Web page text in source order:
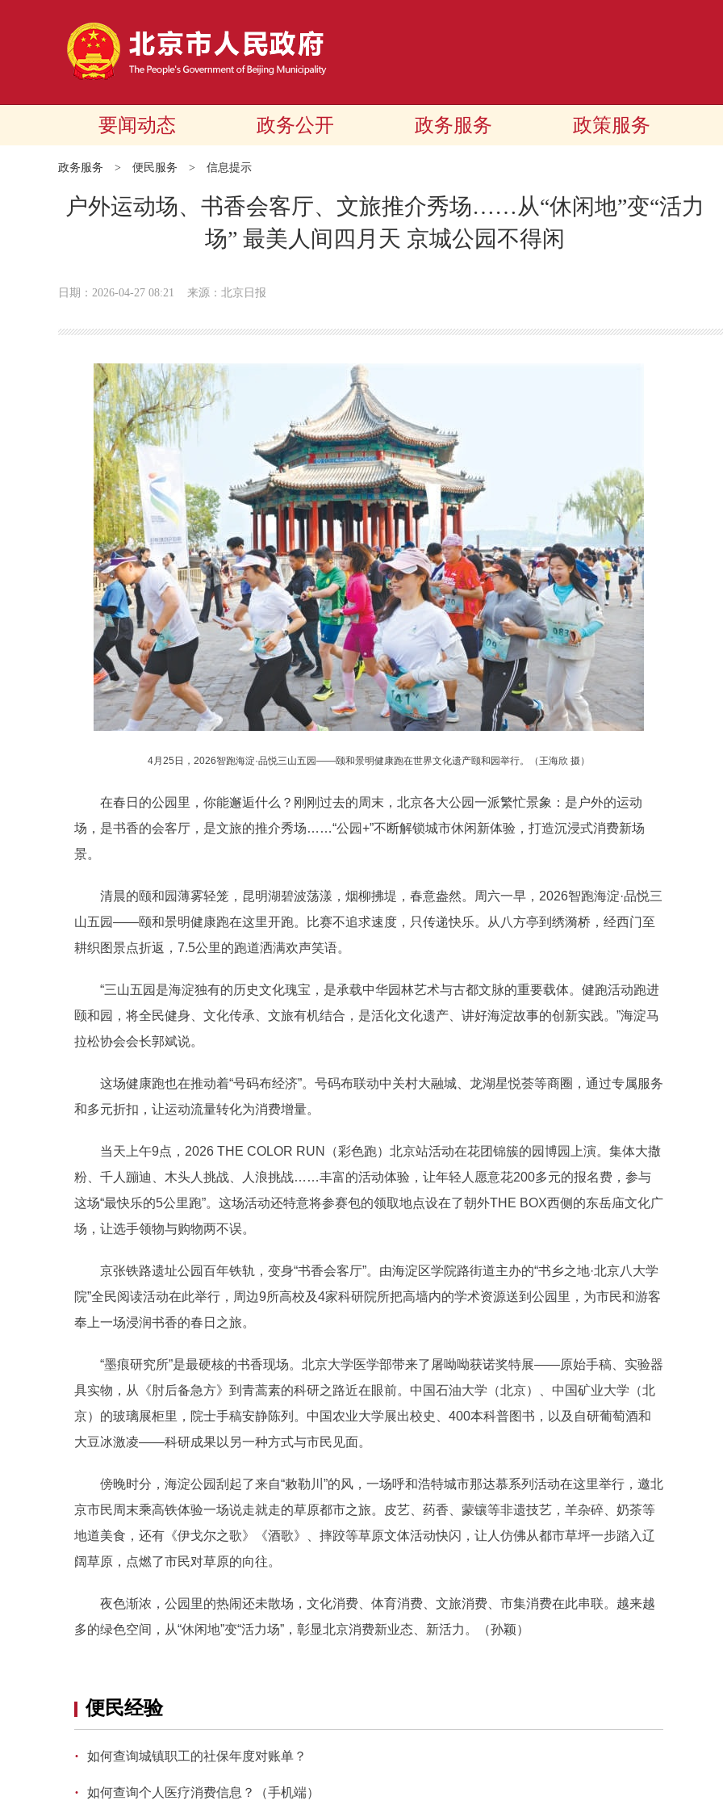
要闻动态 政务公开 政务服务 政策服务
政务服务 > 便民服务 > 信息提示
户外运动场、书香会客厅、文旅推介秀场……从“休闲地”变“活力
场” 最美人间四月天 京城公园不得闲
日期：2026-04-27 08:21 来源：北京日报
4月25日，2026智跑海淀·品悦三山五园——颐和景明健康跑在世界文化遗产颐和园举行。（ 王海欣 摄）
在春日的公园里，你能邂逅什么？刚刚过去的周末，北京各大公园一派繁忙景象：是户外的运动
场，是书香的会客厅，是文旅的推介秀场……“公园+”不断解锁城市休闲新体验，打造沉浸式消费新场
景。
清晨的颐和园薄雾轻笼，昆明湖碧波荡漾，烟柳拂堤，春意盎然。周六一早，2026智跑海淀·品悦三
山五园——颐和景明健康跑在这里开跑。比赛不追求速度，只传递快乐。从八方亭到绣漪桥，经西门至
耕织图景点折返，7.5公里的跑道洒满欢声笑语。
“三山五园是海淀独有的历史文化瑰宝，是承载中华园林艺术与古都文脉的重要载体。健跑活动跑进
颐和园，将全民健身、文化传承、文旅有机结合，是活化文化遗产、讲好海淀故事的创新实践。”海淀马
拉松协会会长郭斌说。
这场健康跑也在推动着“号码布经济”。号码布联动中关村大融城、龙湖星悦荟等商圈，通过专属服务
和多元折扣，让运动流量转化为消费增量。
当天上午9点，2026 THE COLOR RUN（彩色跑）北京站活动在花团锦簇的园博园上演。集体大撒
粉、千人蹦迪、木头人挑战、人浪挑战……丰富的活动体验，让年轻人愿意花200多元的报名费，参与
这场“最快乐的5公里跑”。这场活动还特意将参赛包的领取地点设在了朝外THE BOX西侧的东岳庙文化广
场，让选手领物与购物两不误。
京张铁路遗址公园百年铁轨，变身“书香会客厅”。由海淀区学院路街道主办的“书乡之地·北京八大学
院”全民阅读活动在此举行，周边9所高校及4家科研院所把高墙内的学术资源送到公园里，为市民和游客
奉上一场浸润书香的春日之旅。
“墨痕研究所”是最硬核的书香现场。北京大学医学部带来了屠呦呦获诺奖特展——原始手稿、实验器
具实物，从《肘后备急方》到青蒿素的科研之路近在眼前。中国石油大学（北京）、中国矿业大学（北
京）的玻璃展柜里，院士手稿安静陈列。中国农业大学展出校史、400本科普图书，以及自研葡萄酒和
大豆冰激凌——科研成果以另一种方式与市民见面。
傍晚时分，海淀公园刮起了来自“敕勒川”的风，一场呼和浩特城市那达慕系列活动在这里举行，邀北
京市民周末乘高铁体验一场说走就走的草原都市之旅。皮艺、药香、蒙镶等非遗技艺，羊杂碎、奶茶等
地道美食，还有《伊戈尔之歌》《酒歌》、摔跤等草原文体活动快闪，让人仿佛从都市草坪一步踏入辽
阔草原，点燃了市民对草原的向往。
夜色渐浓，公园里的热闹还未散场，文化消费、体育消费、文旅消费、市集消费在此串联。越来越
多的绿色空间，从“休闲地”变“活力场”，彰显北京消费新业态、新活力。（孙颖）
便民经验
· 如何查询城镇职工的社保年度对账单？
· 如何查询个人医疗消费信息？（手机端）